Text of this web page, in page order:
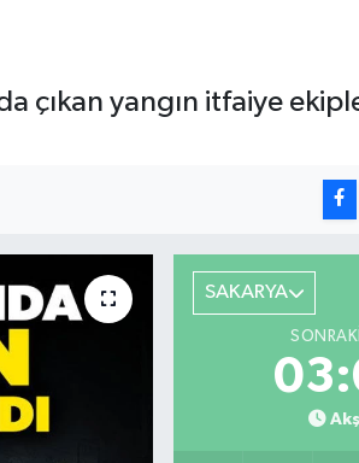
çıkan yangın itfaiye
SAKARYA